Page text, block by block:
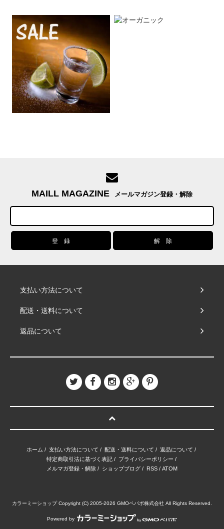
MAILL MAGAZINE メールマガジン登録・解除
支払い方法について
配送・送料について
返品について
ホーム / 支払い方法について / 配送・送料について / 返品について /
特定商取引法に基づく表記/ プライバシーポリシー /
メルマガ登録・解除 / ショップブログ / RSS / ATOM
カラーミーショップCopyright (C) 2005-2026 GMOペパボ株式会社 All Rights Reserved.
Powered by